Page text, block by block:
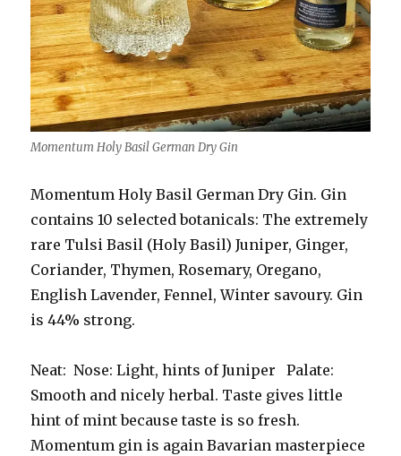
Momentum Holy Basil German Dry Gin
Momentum Holy Basil German Dry Gin. Gin
contains 10 selected botanicals: The extremely
rare Tulsi Basil (Holy Basil) Juniper, Ginger,
Coriander, Thymen, Rosemary, Oregano,
English Lavender, Fennel, Winter savoury. Gin
is 44% strong.
Neat: Nose: Light, hints of Juniper
Palate:
Smooth and nicely herbal. Taste gives little
hint of mint because taste is so fresh.
Momentum gin is again Bavarian masterpiece